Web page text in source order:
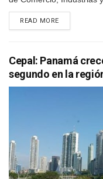
READ MOREDETAILS
Cepal: Panamá
segundo en la